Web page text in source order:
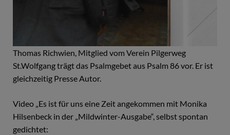
Thomas Richwien, Mitglied vom Verein Pilgerweg
St.Wolfgang trägt das Psalmgebet aus Psalm 86 vor. Er ist
gleichzeitig Presse Autor.
Video „Es ist für uns eine Zeit angekommen mit Monika
Hilsenbeck in der „Mildwinter-Ausgabe“, selbst spontan
gedichtet: